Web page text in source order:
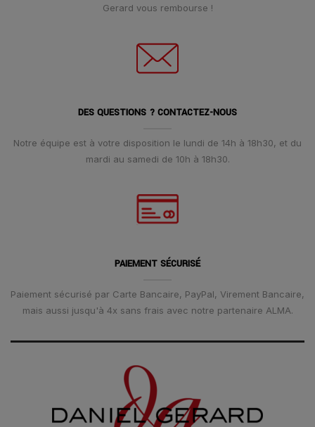
Gerard vous rembourse !
DES QUESTIONS ? CONTACTEZ-NOUS
Notre équipe est à votre disposition le lundi de 14h à 18h30, et du
mardi au samedi de 10h à 18h30.
PAIEMENT SÉCURISÉ
Paiement sécurisé par Carte Bancaire, PayPal, Virement Bancaire,
mais aussi jusqu'à 4x sans frais avec notre partenaire ALMA.